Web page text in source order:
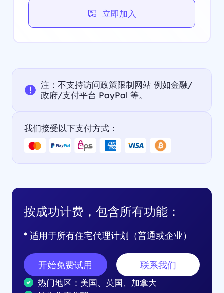
立即加入
注：不支持访问政策限制网站 例如金融/
政府/支付平台 PayPal 等。
我们接受以下支付方式：
按成功计费，包含所有功能：
* 适用于所有住宅代理计划（普通或企业）
开始免费试用 联系我们
热门地区：美国、英国、加拿大